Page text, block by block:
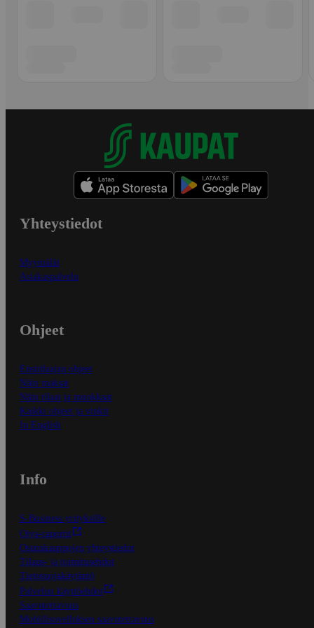
Yhteystiedot
Myymälät
Asiakaspalvelu
Ohjeet
Ensitilaajan ohjeet
Näin maksat
Näin tilaat ja muokkaat
Kaikki ohjeet ja vinkit
In English
Info
S-Business yrityksille
Oiva-raportit
Osuuskauppojen yhteystiedot
Tilaus- ja toimitusehdot
Tietosuojakäytäntö
Palvelun käyttöehdot
Saavutettavuus
Mobiilisovelluksen saavutettavuus